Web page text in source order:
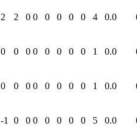
2 2 0 0 0 0 0 0 4 0.0
0 0 0 0 0 0 0 0 1 0.0
0 0 0 0 0 0 0 0 1 0.0
-1 0 0 0 0 0 0 0 5 0.0